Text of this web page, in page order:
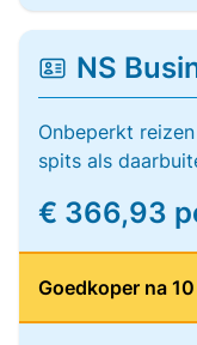
NS
Onbeperkt
spits als
€ 366,93
Goedkoper na